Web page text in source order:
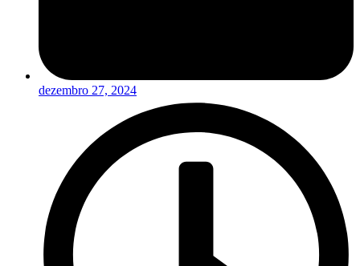
dezembro 27, 2024